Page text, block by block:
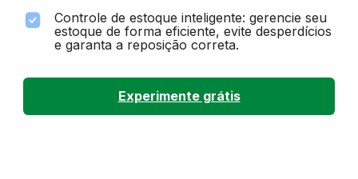
Controle de estoque inteligente: gerencie seu
estoque de forma eficiente, evite desperdícios
e garanta a reposição correta.
Experimente grátis